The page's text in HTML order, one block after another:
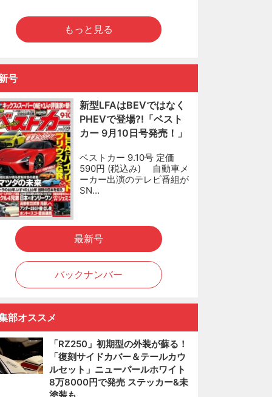
もっと見る
号
新型LFAはBEVではなく
PHEVで登場?!「ベスト
カー 9月10日号発売！」
ベストカー 9.10号 定価
590円 (税込み) 自動車メ
ーカー出演のテレビ番組が
SN…
最新号
バックナンバー
部オススメ
「RZ250」初期型の外装が蘇る！
「復刻サイドカバー＆テールカウ
ルセット」ニューパールホワイト
8万8000円で発売 ステッカー&未